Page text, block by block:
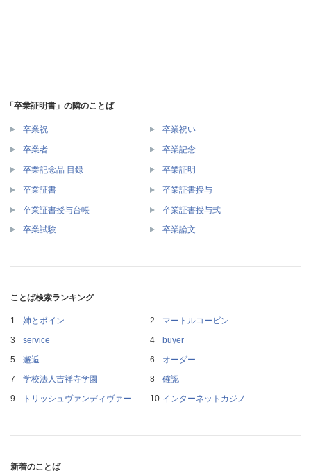
「卒業証明書」の隣のことば
卒業祝 卒業祝い
卒業者 卒業記念
卒業記念品 目録 卒業証明
卒業証書 卒業証書授与
卒業証書授与台帳 卒業証書授与式
卒業試験 卒業論文
ことば検索ランキング
姉とボイン
マートルコービン
service
buyer
邂逅
オーダー
学校法人吉祥寺学園
確認
トリッシュヴァンディヴァー
インターネットカジノ
新着のことば